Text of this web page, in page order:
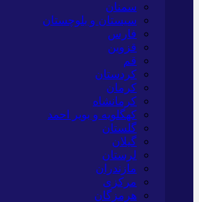
سمنان
سیستان و بلوچستان
فارس
قزوین
قم
کردستان
کرمان
کرمانشاه
کهگلویه و بویر احمد
گلستان
گیلان
لرستان
مازندران
مرکزی
هرمزگان